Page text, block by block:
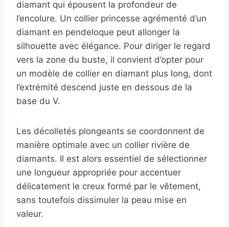
diamant qui épousent la profondeur de
l’encolure. Un collier princesse agrémenté d’un
diamant en pendeloque peut allonger la
silhouette avec élégance. Pour diriger le regard
vers la zone du buste, il convient d’opter pour
un modèle de collier en diamant plus long, dont
l’extrémité descend juste en dessous de la
base du V.
Les décolletés plongeants se coordonnent de
manière optimale avec un collier rivière de
diamants. Il est alors essentiel de sélectionner
une longueur appropriée pour accentuer
délicatement le creux formé par le vêtement,
sans toutefois dissimuler la peau mise en
valeur.